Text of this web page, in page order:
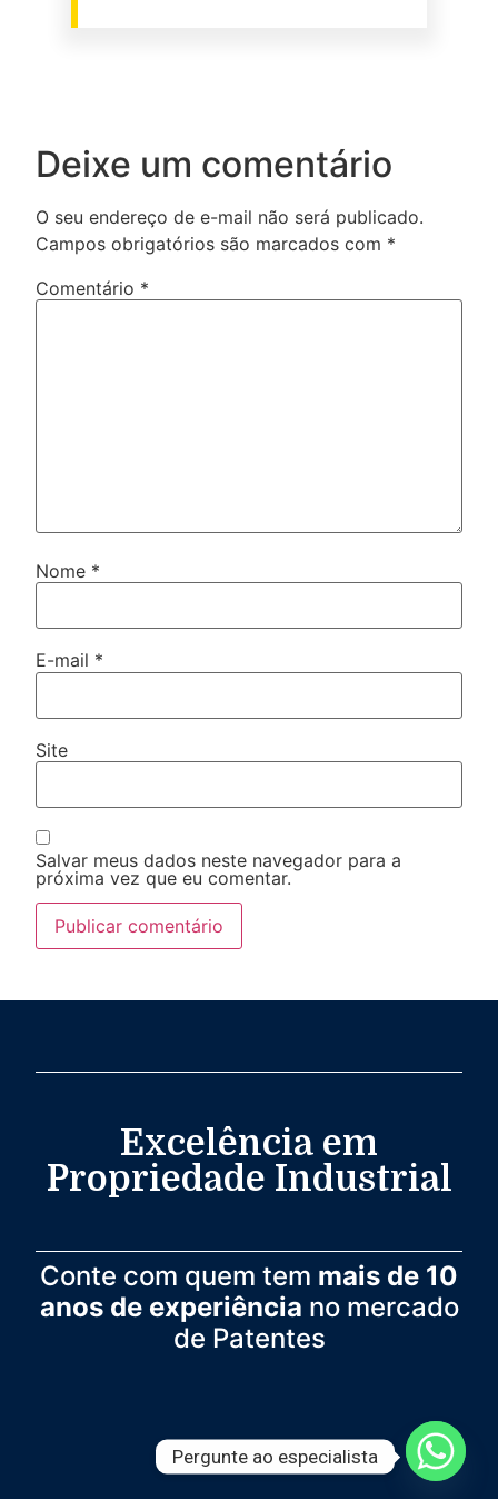
Deixe um comentário
O seu endereço de e-mail não será publicado.
Campos obrigatórios são marcados com *
Comentário *
Nome *
E-mail *
Site
Salvar meus dados neste navegador para a
próxima vez que eu comentar.
Excelência em
Propriedade Industrial
Conte com quem tem mais de 10
anos de experiência no mercado
de Patentes
Pergunte ao especialista